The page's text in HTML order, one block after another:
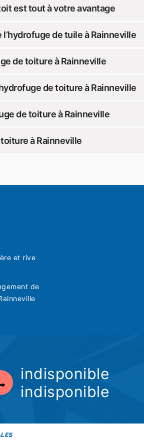
est tout à votre avantage
de tuile à Rainneville
de toiture à Rainneville
de toiture à Rainneville
de toiture à Rainneville
à Rainneville
et rive
de
indisponible
indisponible